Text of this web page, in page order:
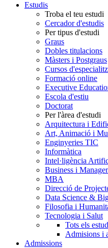
Estudis
Troba el teu estudi
Cercador d'estudis
Per tipus d'estudi
Graus
Dobles titulacions
Màsters i Postgraus
Cursos
Formació online
Executive
Escola d'estiu
Doctorat
Per l'àrea d'estudi
Arquitectura i
Art, Animació i
Enginyeries TIC
Informàtica
Intel·ligència
Business i
MBA
Direcció de
Data Science &
Filosofia i
Tecnologia i Salut
Tots els
Admisions i
Admissions